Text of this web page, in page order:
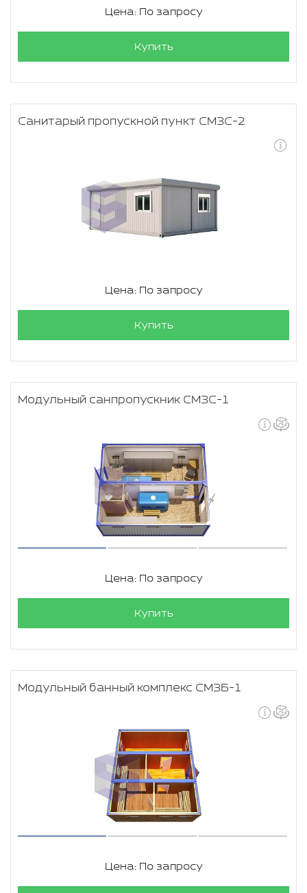
Цена: По запросу
Купить
Санитарый пропускной пункт СМЗС-2
Цена: По запросу
Купить
Модульный санпропускник СМЗС-1
Цена: По запросу
Купить
Модульный банный комплекс СМЗБ-1
Цена: По запросу